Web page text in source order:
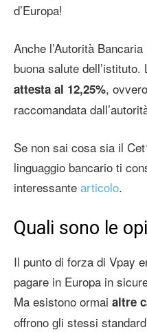
d’Europa!
Anche l’Autorità
buona salute dell’istituto.
attesta al 12,25%,
raccomandata
Se non sai cosa sia il
linguaggio bancario ti
interessante articolo.
Quali sono le
Il punto di forza di Vpay
pagare in Europa in
Ma esistono ormai altre
offrono gli stessi